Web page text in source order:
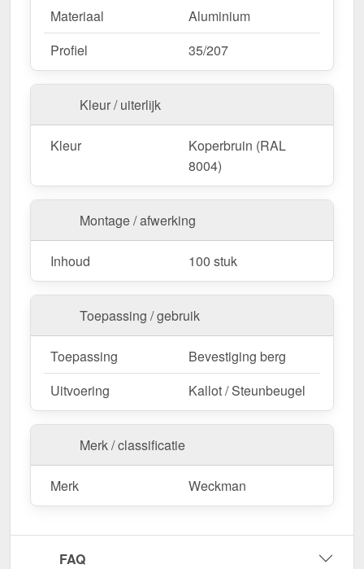
Materiaal
Aluminium
Profiel
35/207
Kleur / uiterlijk
Kleur
Koperbruin (RAL
8004)
Montage / afwerking
Inhoud 100 stuk
Toepassing / gebruik
Toepassing
Bevestiging berg
Uitvoering
Kallot / Steunbeugel
Merk / classificatie
Merk Weckman
FAQ